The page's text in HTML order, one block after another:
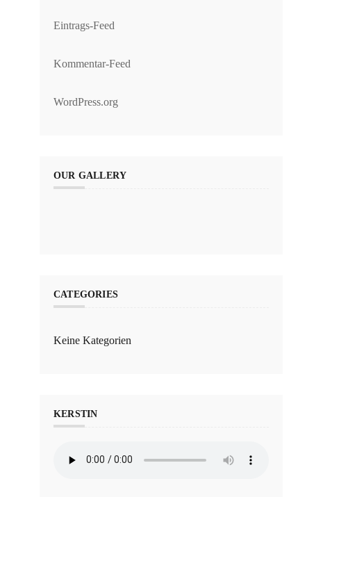
Eintrags-Feed
Kommentar-Feed
WordPress.org
OUR GALLERY
CATEGORIES
Keine Kategorien
KERSTIN